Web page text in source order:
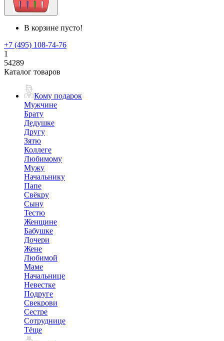
В корзине пусто!
+7 (495) 108-74-76
1
54289
Каталог товаров
Кому подарок
Мужчине
Брату
Дедушке
Другу
Зятю
Коллеге
Любимому
Мужу
Начальнику
Папе
Свёкру
Сыну
Тестю
Женщине
Бабушке
Дочери
Жене
Любимой
Маме
Начальнице
Невестке
Подруге
Свекрови
Сестре
Сотруднице
Тёще